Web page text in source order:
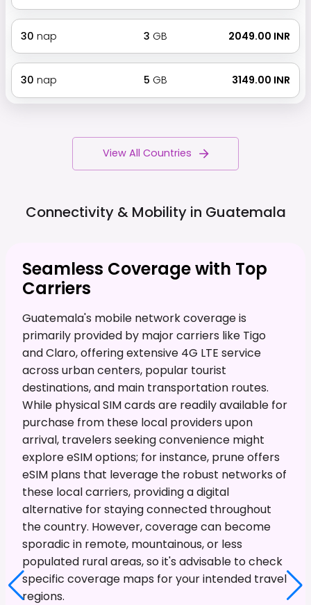
30 nap 3 GB ₹ 2049.00 INR
30 nap 5 GB ₹ 3149.00 INR
View All Countries
Connectivity & Mobility in Guatemala
Seamless Coverage with Top
Carriers
Guatemala's mobile network coverage is
primarily provided by major carriers like Tigo
and Claro, offering extensive 4G LTE service
across urban centers, popular tourist
destinations, and main transportation routes.
While physical SIM cards are readily available for
purchase from these local providers upon
arrival, travelers seeking convenience might
explore eSIM options; for instance, prune offers
eSIM plans that leverage the robust networks of
these local carriers, providing a digital
alternative for staying connected throughout
the country. However, coverage can become
sporadic in remote, mountainous, or less
populated rural areas, so it's advisable to check
specific coverage maps for your intended travel
regions.